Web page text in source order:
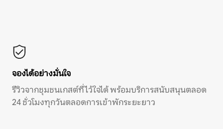
จองได้อย่างมั่นใจ
รีวิวจากชุมชนเกสต์ที่ไว้ใจได้ พร้อมบริการสนับสนุนตลอด
24 ชั่วโมงทุกวันตลอดการเข้าพักระยะยาว